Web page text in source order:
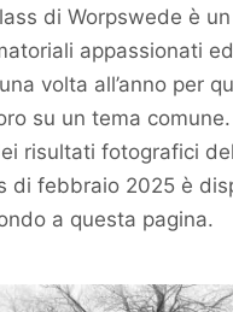
di Worpswede è
appassionati
volta all’anno per
su un tema
risultati fotografici
di febbraio 2025 è
a questa pagina.